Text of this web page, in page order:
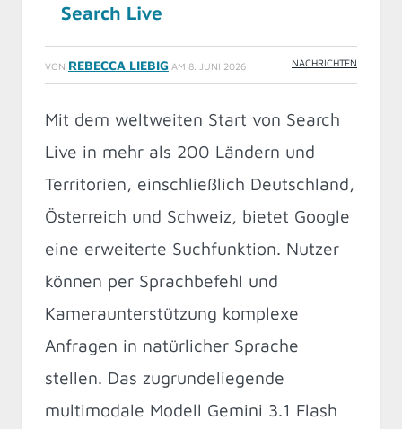
Search Live
VON REBECCA LIEBIG AM 8. JUNI 2026 NACHRICHTEN
Mit dem weltweiten Start von Search
Live in mehr als 200 Ländern und
Territorien, einschließlich Deutschland,
Österreich und Schweiz, bietet Google
eine erweiterte Suchfunktion. Nutzer
können per Sprachbefehl und
Kameraunterstützung komplexe
Anfragen in natürlicher Sprache
stellen. Das zugrundeliegende
multimodale Modell Gemini 3.1 Flash